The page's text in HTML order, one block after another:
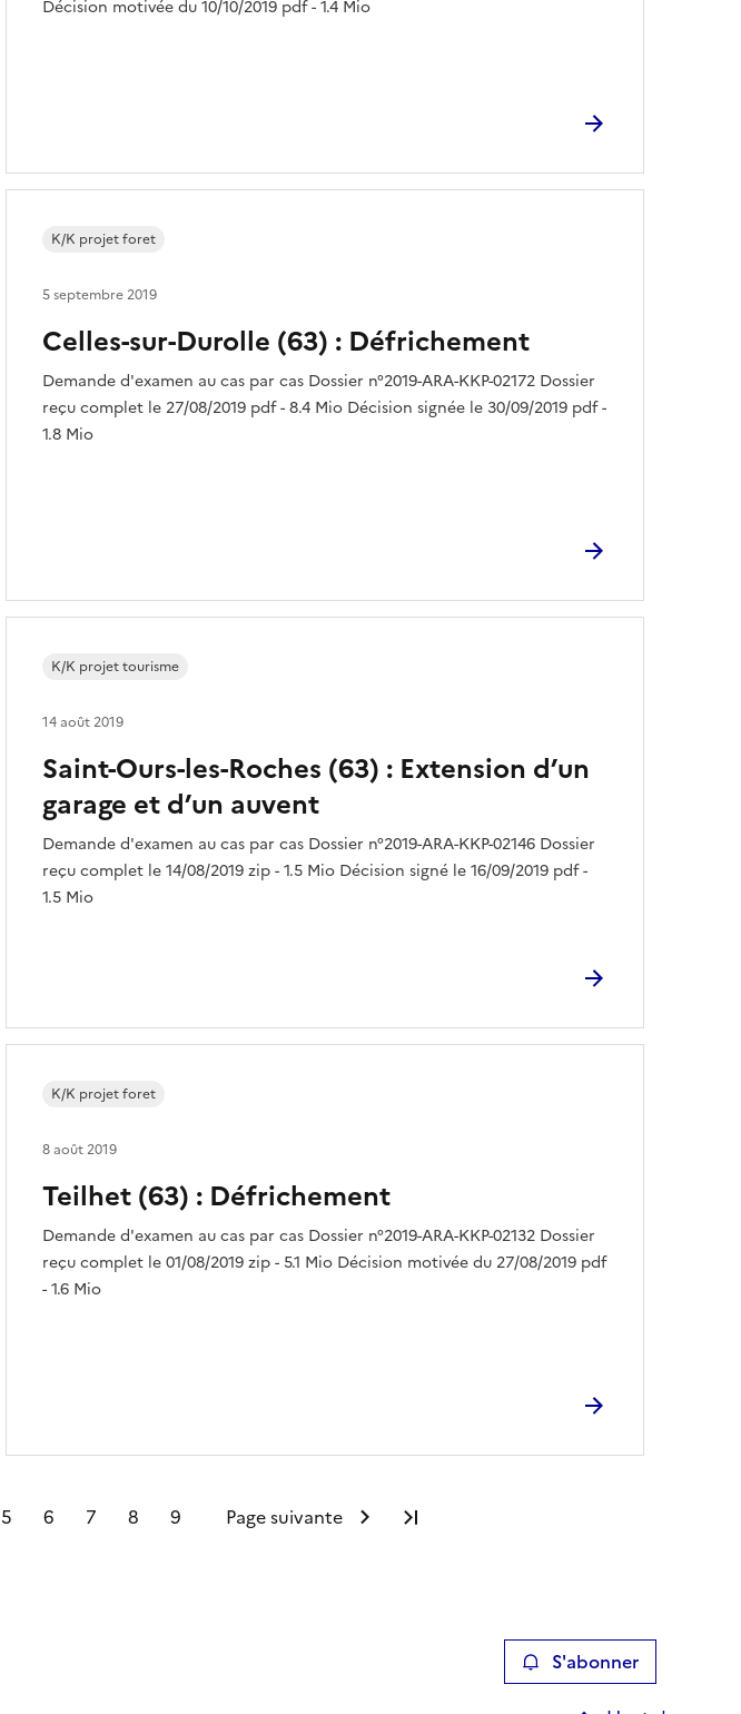
Décision motivée du 10/10/2019 pdf - 1.4 Mio
Celles-sur-Durolle (63) : Défrichement
Demande d'examen au cas par cas Dossier n°2019-ARA-KKP-02172 Dossier
reçu complet le 27/08/2019 pdf - 8.4 Mio Décision signée le 30/09/2019 pdf -
1.8 Mio
K/K projet foret
5 septembre 2019
Saint-Ours-les-Roches (63) : Extension d’un
garage et d’un auvent
Demande d'examen au cas par cas Dossier n°2019-ARA-KKP-02146 Dossier
reçu complet le 14/08/2019 zip - 1.5 Mio Décision signé le 16/09/2019 pdf -
1.5 Mio
K/K projet tourisme
14 août 2019
Teilhet (63) : Défrichement
Demande d'examen au cas par cas Dossier n°2019-ARA-KKP-02132 Dossier
reçu complet le 01/08/2019 zip - 5.1 Mio Décision motivée du 27/08/2019 pdf
- 1.6 Mio
K/K projet foret
8 août 2019
5 6 7 8 9 Page suivante
S'abonner